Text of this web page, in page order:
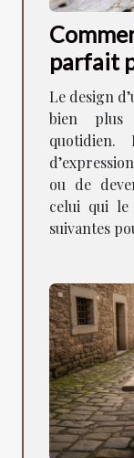
parfait
Le design
bien plus
quotidien.
ou de
celui qui le
suivantes